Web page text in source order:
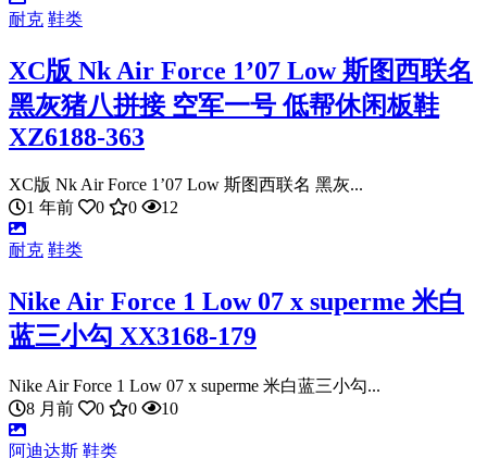
耐克 鞋类
XC版 Nk Air Force 1’07 Low 斯图西联名
黑灰猪八拼接 空军一号 低帮休闲板鞋
XZ6188-363
XC版 Nk Air Force 1’07 Low 斯图西联名 黑灰...
1 年前
0 0 12
耐克 鞋类
Nike Air Force 1 Low 07 x superme 米白
蓝三小勾 XX3168-179
Nike Air Force 1 Low 07 x superme 米白蓝三小勾...
8 月前
0 0 10
阿迪达斯 鞋类